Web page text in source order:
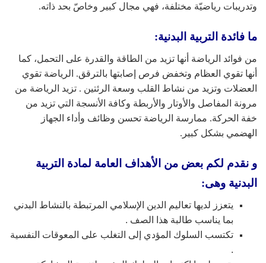
وتدريبات رياضيّة مختلفة، فهي مجال كبير وخاصّ بحد ذاته.
ما فائدة التربية البدنية:
من فوائد الرياضة أنها تزيد من الطاقة والقدرة على التحمل، كما
أنها تقوي العظام وتخفض فرص إصابتها بالترقق. الرياضة تقوي
العضلات وتزيد من نشاط القلب وسعة الرئتين . تزيد الرياضة من
مرونة المفاصل والأوتار والأربطة وكافة الأنسجة التي تزيد من
خفة الحركة. ممارسة الرياضة تحسن وظائف وأداء الجهاز
الهضمي بشكل كبير.
و نقدم لكم بعض من الأهداف العامة لمادة التربية
البدنية وهى:
يتعزز لديها تعاليم الدين الإسلامي المرتبطة بالنشاط البدني
بما يناسب طالبة هذا الصف .
تكتسب السلوك المؤدي إلى التغلب على المعوقات النفسية
.